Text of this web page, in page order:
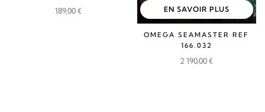
189,00€ EN SAVOIR PLUS
OMEGA SEAMASTER REF
166.032
2 190,00€